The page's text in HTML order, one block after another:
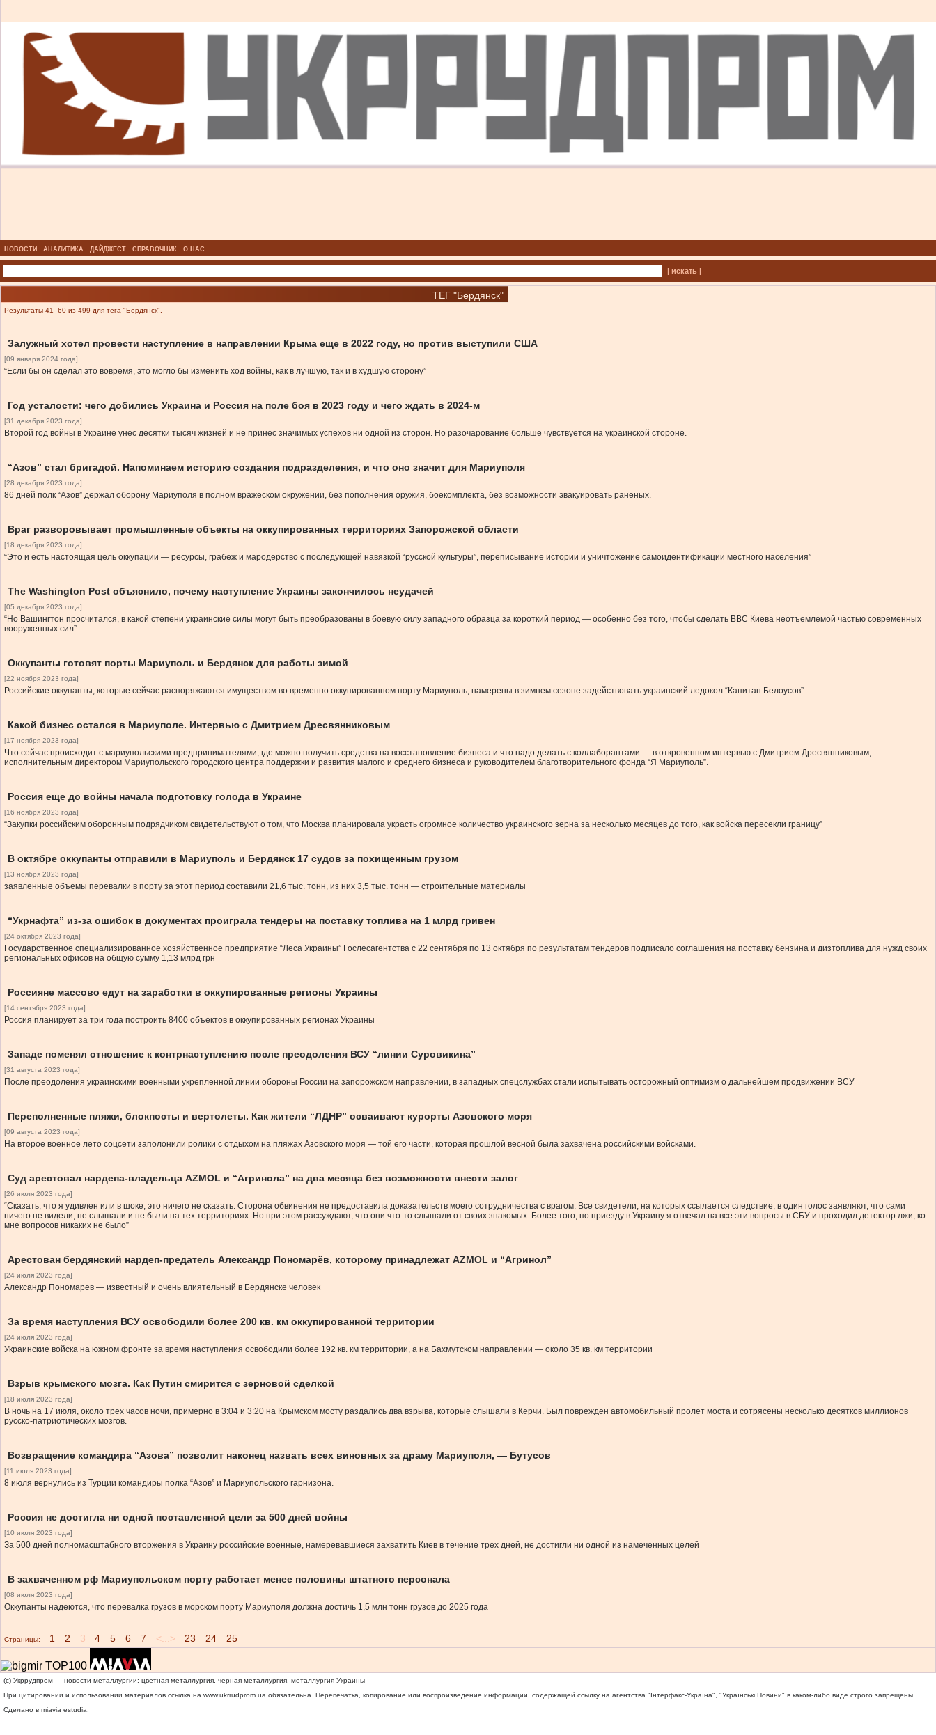
НОВОСТИ АНАЛИТИКА ДАЙДЖЕСТ СПРАВОЧНИК О НАС
| искать |
ТЕГ "Бердянск"
Результаты 41–60 из 499 для тега "Бердянск".
Залужный хотел провести наступление в направлении Крыма еще в 2022 году, но против выступили США
[09 января 2024 года]
“Если бы он сделал это вовремя, это могло бы изменить ход войны, как в лучшую, так и в худшую сторону”
Год усталости: чего добились Украина и Россия на поле боя в 2023 году и чего ждать в 2024-м
[31 декабря 2023 года]
Второй год войны в Украине унес десятки тысяч жизней и не принес значимых успехов ни одной из сторон. Но разочарование больше чувствуется на украинской стороне.
“Азов” стал бригадой. Напоминаем историю создания подразделения, и что оно значит для Мариуполя
[28 декабря 2023 года]
86 дней полк “Азов” держал оборону Мариуполя в полном вражеском окружении, без пополнения оружия, боекомплекта, без возможности эвакуировать раненых.
Враг разворовывает промышленные объекты на оккупированных территориях Запорожской области
[18 декабря 2023 года]
“Это и есть настоящая цель оккупации — ресурсы, грабеж и мародерство с последующей навязкой “русской культуры”, переписывание истории и уничтожение самоидентификации местного населения”
The Washington Post объяснило, почему наступление Украины закончилось неудачей
[05 декабря 2023 года]
“Но Вашингтон просчитался, в какой степени украинские силы могут быть преобразованы в боевую силу западного образца за короткий период — особенно без того, чтобы сделать ВВС Киева неотъемлемой частью современных
вооруженных сил”
Оккупанты готовят порты Мариуполь и Бердянск для работы зимой
[22 ноября 2023 года]
Российские оккупанты, которые сейчас распоряжаются имуществом во временно оккупированном порту Мариуполь, намерены в зимнем сезоне задействовать украинский ледокол “Капитан Белоусов”
Какой бизнес остался в Мариуполе. Интервью с Дмитрием Дресвянниковым
[17 ноября 2023 года]
Что сейчас происходит с мариупольскими предпринимателями, где можно получить средства на восстановление бизнеса и что надо делать с коллаборантами — в откровенном интервью с Дмитрием Дресвянниковым,
исполнительным директором Мариупольского городского центра поддержки и развития малого и среднего бизнеса и руководителем благотворительного фонда “Я Мариуполь”.
Россия еще до войны начала подготовку голода в Украине
[16 ноября 2023 года]
“Закупки российским оборонным подрядчиком свидетельствуют о том, что Москва планировала украсть огромное количество украинского зерна за несколько месяцев до того, как войска пересекли границу”
В октябре оккупанты отправили в Мариуполь и Бердянск 17 судов за похищенным грузом
[13 ноября 2023 года]
заявленные объемы перевалки в порту за этот период составили 21,6 тыс. тонн, из них 3,5 тыс. тонн — строительные материалы
“Укрнафта” из-за ошибок в документах проиграла тендеры на поставку топлива на 1 млрд гривен
[24 октября 2023 года]
Государственное специализированное хозяйственное предприятие “Леса Украины” Гослесагентства с 22 сентября по 13 октября по результатам тендеров подписало соглашения на поставку бензина и дизтоплива для нужд своих
региональных офисов на общую сумму 1,13 млрд грн
Россияне массово едут на заработки в оккупированные регионы Украины
[14 сентября 2023 года]
Россия планирует за три года построить 8400 объектов в оккупированных регионах Украины
Западе поменял отношение к контрнаступлению после преодоления ВСУ “линии Суровикина”
[31 августа 2023 года]
После преодоления украинскими военными укрепленной линии обороны России на запорожском направлении, в западных спецслужбах стали испытывать осторожный оптимизм о дальнейшем продвижении ВСУ
Переполненные пляжи, блокпосты и вертолеты. Как жители “ЛДНР” осваивают курорты Азовского моря
[09 августа 2023 года]
На второе военное лето соцсети заполонили ролики с отдыхом на пляжах Азовского моря — той его части, которая прошлой весной была захвачена российскими войсками.
Суд арестовал нардепа-владельца AZMOL и “Агринола” на два месяца без возможности внести залог
[26 июля 2023 года]
“Сказать, что я удивлен или в шоке, это ничего не сказать. Сторона обвинения не предоставила доказательств моего сотрудничества с врагом. Все свидетели, на которых ссылается следствие, в один голос заявляют, что сами
ничего не видели, не слышали и не были на тех территориях. Но при этом рассуждают, что они что-то слышали от своих знакомых. Более того, по приезду в Украину я отвечал на все эти вопросы в СБУ и проходил детектор лжи, ко
мне вопросов никаких не было”
Арестован бердянский нардеп-предатель Александр Пономарёв, которому принадлежат AZMOL и “Агринол”
[24 июля 2023 года]
Александр Пономарев — известный и очень влиятельный в Бердянске человек
За время наступления ВСУ освободили более 200 кв. км оккупированной территории
[24 июля 2023 года]
Украинские войска на южном фронте за время наступления освободили более 192 кв. км территории, а на Бахмутском направлении — около 35 кв. км территории
Взрыв крымского мозга. Как Путин смирится с зерновой сделкой
[18 июля 2023 года]
В ночь на 17 июля, около трех часов ночи, примерно в 3:04 и 3:20 на Крымском мосту раздались два взрыва, которые слышали в Керчи. Был поврежден автомобильный пролет моста и сотрясены несколько десятков миллионов
русско-патриотических мозгов.
Возвращение командира “Азова” позволит наконец назвать всех виновных за драму Мариуполя, — Бутусов
[11 июля 2023 года]
8 июля вернулись из Турции командиры полка “Азов” и Мариупольского гарнизона.
Россия не достигла ни одной поставленной цели за 500 дней войны
[10 июля 2023 года]
За 500 дней полномасштабного вторжения в Украину российские военные, намеревавшиеся захватить Киев в течение трех дней, не достигли ни одной из намеченных целей
В захваченном рф Мариупольском порту работает менее половины штатного персонала
[08 июля 2023 года]
Оккупанты надеются, что перевалка грузов в морском порту Мариуполя должна достичь 1,5 млн тонн грузов до 2025 года
Страницы: 1 2 3 4 5 6 7 <...> 23 24 25
(c) Укррудпром — новости металлургии: цветная металлургия, черная металлургия, металлургия Украины
При цитировании и использовании материалов ссылка на www.ukrrudprom.ua обязательна. Перепечатка, копирование или воспроизведение информации, содержащей ссылку на агентства "Iнтерфакс-Україна", "Українськi Новини" в каком-либо виде строго запрещены
Сделано в miavia estudia.